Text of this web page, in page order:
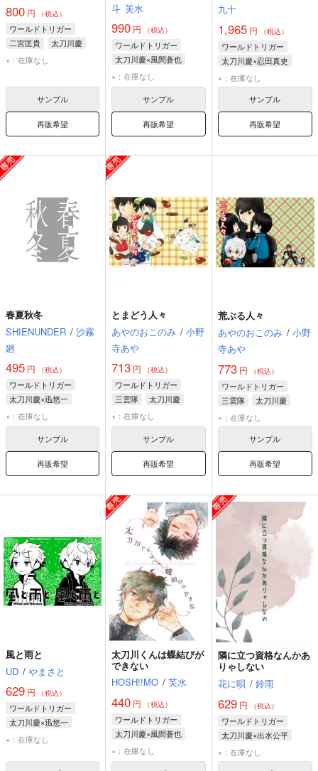
800 円 （税込）
ワールドトリガー
二宮匡貴
太刀川慶
×：在庫なし
サンプル
再販希望
斗 芙水
990 円 （税込）
ワールドトリガー
太刀川慶×風間蒼也
太刀川慶
×：在庫なし
サンプル
再販希望
九十
1,965円 （税込）
ワールドトリガー
太刀川慶×忍田真史
忍田真史
×：在庫なし
サンプル
再販希望
春夏秋冬
SHIENUNDER / 沙霧
廻
495 円 （税込）
ワールドトリガー
太刀川慶×迅悠一
太刀川慶
×：在庫なし
サンプル
再販希望
とまどう人々
あやのおこのみ / 小野
寺あや
713 円 （税込）
ワールドトリガー
三雲隊
太刀川慶
×：在庫なし
サンプル
再販希望
荒ぶる人々
あやのおこのみ / 小野
寺あや
773円 （税込）
ワールドトリガー
三雲隊
太刀川慶
×：在庫なし
サンプル
再販希望
風と雨と
UD / やまさと
629 円 （税込）
ワールドトリガー
太刀川慶×迅悠一
太刀川慶
×：在庫なし
太刀川くんは蝶結びが
できない
HOSH!!MO / 芙水
440 円 （税込）
ワールドトリガー
太刀川慶×風間蒼也
太刀川慶
×：在庫なし
隣に立つ資格なんかあ
りゃしない
花に唄 / 鈴雨
629円 （税込）
ワールドトリガー
太刀川慶×出水公平
太刀川慶
×：在庫なし